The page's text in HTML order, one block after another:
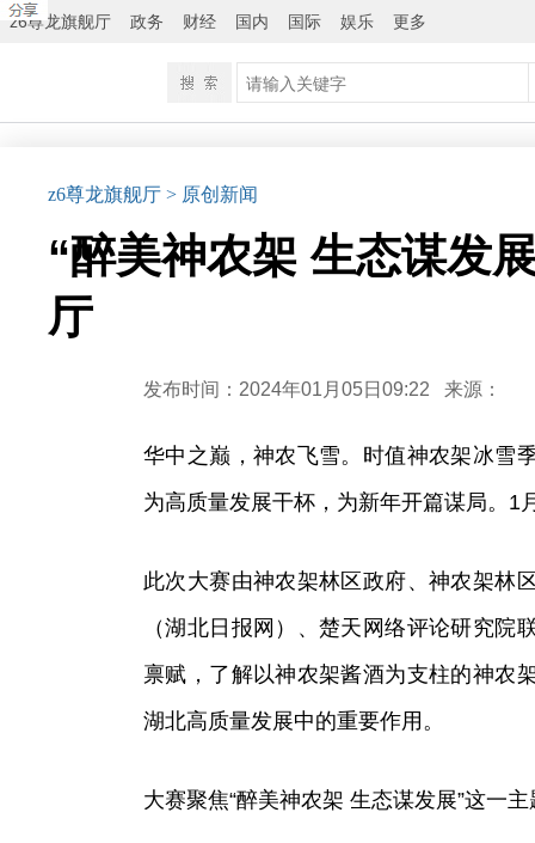
z6尊龙旗舰厅 政务 财经 国内 国际 娱乐 更多
z6尊龙旗舰厅 > 原创新闻
“醉美神农架 生态谋发
厅
发布时间：2024年01月05日09:22 来源：
华中之巅，神农飞雪。时值神农架冰雪
为高质量发展干杯，为新年开篇谋局。1
此次大赛由神农架林区政府、神农架林
（湖北日报网）、楚天网络评论研究
禀赋，了解以神农架酱酒为支柱的神农
湖北高质量发展中的重要作用。
大赛聚焦“醉美神农架 生态谋发展”这一